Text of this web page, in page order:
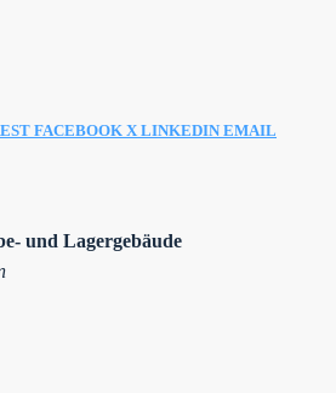
FACEBOOK X LINKEDIN EMAIL
und Lagergebäude